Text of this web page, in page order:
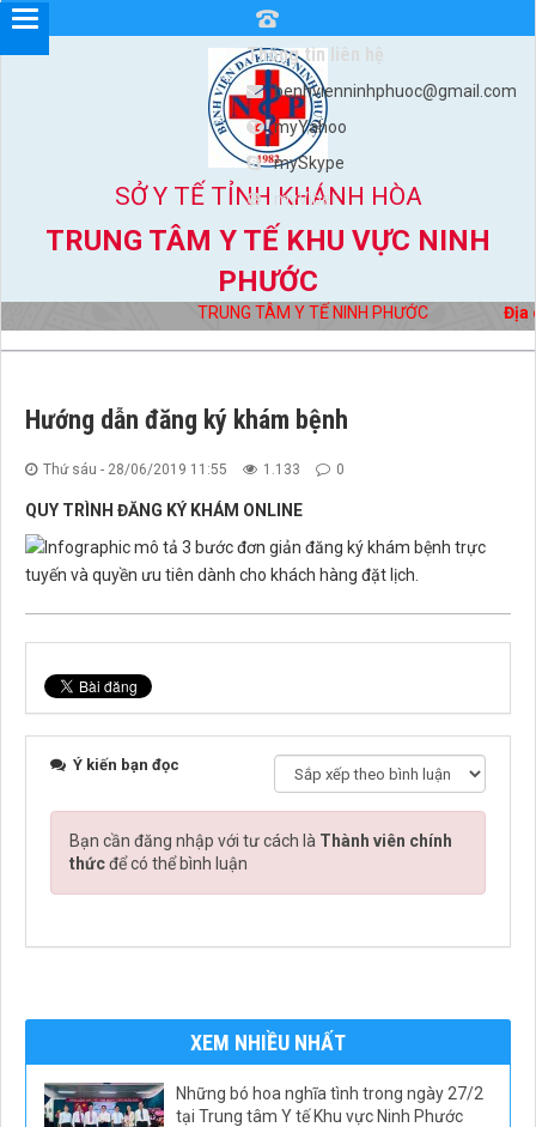
SỞ Y TẾ TỈNH KHÁNH HÒA
TRUNG TÂM Y TẾ KHU VỰC NINH
PHƯỚC
TRUNG TÂM Y TẾ NINH PHƯỚC Địa
Thông tin liên hệ
benhvienninhphuoc@gmail.com
myYahoo
mySkype
myViber
Hướng dẫn đăng ký khám bệnh
Thứ sáu - 28/06/2019 11:55 1.133 0
QUY TRÌNH ĐĂNG KÝ KHÁM ONLINE
Ý kiến bạn đọc
Bạn cần đăng nhập với tư cách là Thành viên chính
thứcđể có thể bình luận
XEM NHIỀU NHẤT
Những bó hoa nghĩa tình trong ngày 27/2
tại Trung tâm Y tế Khu vực Ninh Phước